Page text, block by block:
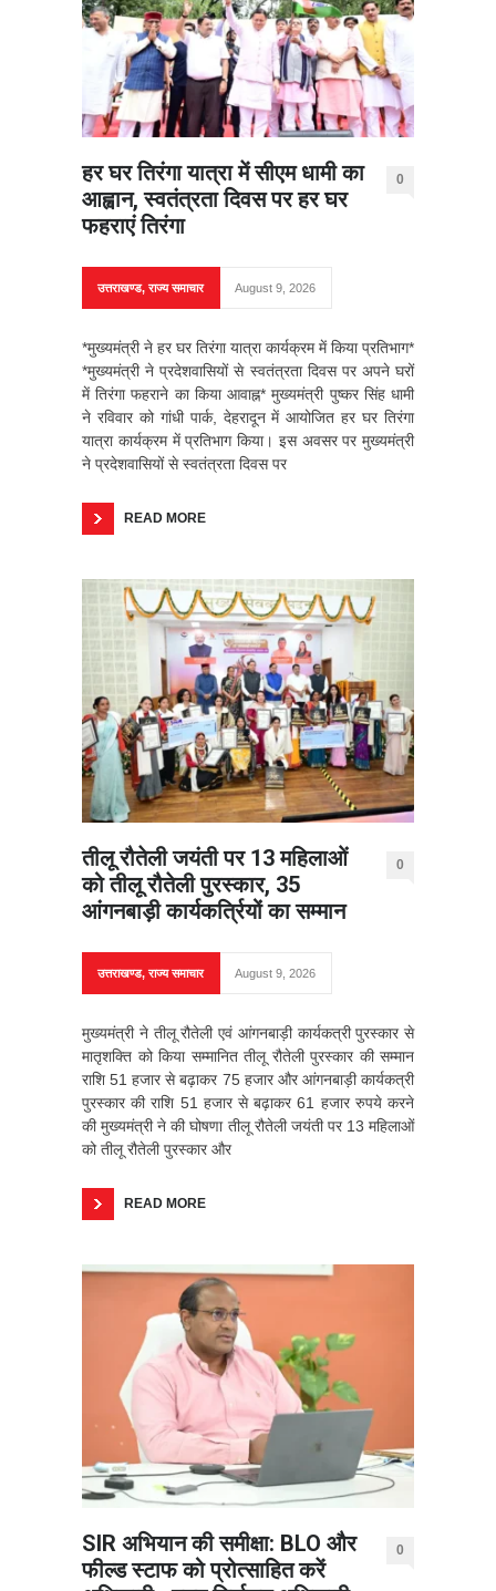
हर घर तिरंगा यात्रा में सीएम धामी का
आह्वान, स्वतंत्रता दिवस पर हर घर
फहराएं तिरंगा
0
उत्तराखण्ड,राज्य समाचार August 9, 2026
*मुख्यमंत्री ने हर घर तिरंगा यात्रा कार्यक्रम में किया प्रतिभाग*
*मुख्यमंत्री ने प्रदेशवासियों से स्वतंत्रता दिवस पर अपने घरों
में तिरंगा फहराने का किया आवाह्न* मुख्यमंत्री पुष्कर सिंह धामी
ने रविवार को गांधी पार्क, देहरादून में आयोजित हर घर तिरंगा
यात्रा कार्यक्रम में प्रतिभाग किया। इस अवसर पर मुख्यमंत्री
ने प्रदेशवासियों से स्वतंत्रता दिवस पर
READ MORE
तीलू रौतेली जयंती पर 13 महिलाओं
को तीलू रौतेली पुरस्कार, 35
आंगनबाड़ी कार्यकर्त्रियों का सम्मान
0
उत्तराखण्ड,राज्य समाचार August 9, 2026
मुख्यमंत्री ने तीलू रौतेली एवं आंगनबाड़ी कार्यकत्री पुरस्कार से
मातृशक्ति को किया सम्मानित तीलू रौतेली पुरस्कार की सम्मान
राशि 51 हजार से बढ़ाकर 75 हजार और आंगनबाड़ी कार्यकत्री
पुरस्कार की राशि 51 हजार से बढ़ाकर 61 हजार रुपये करने
की मुख्यमंत्री ने की घोषणा तीलू रौतेली जयंती पर 13 महिलाओं
को तीलू रौतेली पुरस्कार और
READ MORE
SIR अभियान की समीक्षा: BLO और
फील्ड स्टाफ को प्रोत्साहित करें
0